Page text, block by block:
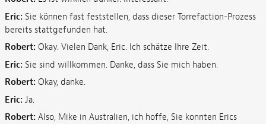
Eric: Sie können fast feststellen, dass dieser Torrefaction-Prozess
bereits stattgefunden hat.
Robert: Okay. Vielen Dank, Eric. Ich schätze Ihre Zeit.
Eric: Sie sind willkommen. Danke, dass Sie mich haben.
Robert: Okay, danke.
Eric: Ja.
Robert: Also, Mike in Australien, ich hoffe, Sie konnten Erics